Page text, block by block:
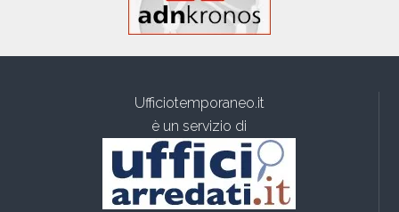
Ufficiotemporaneo.it
è un servizio di